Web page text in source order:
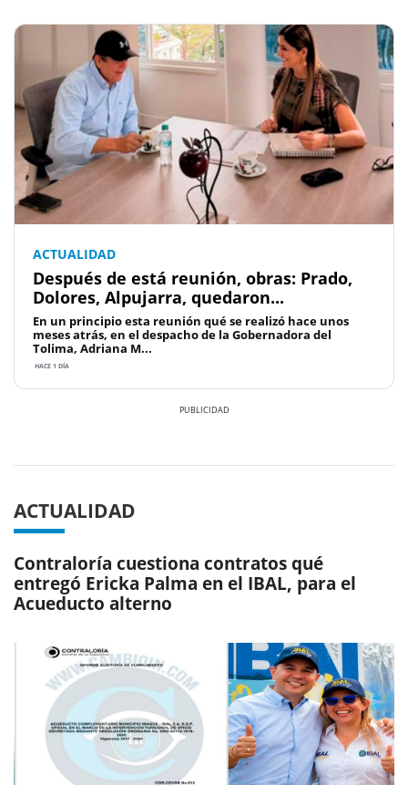
ACTUALIDAD
Después de está reunión, obras: Prado,
Dolores, Alpujarra, quedaron...
En un principio esta reunión qué se realizó hace unos
meses atrás, en el despacho de la Gobernadora del
Tolima, Adriana M...
HACE 1 DÍA
ACTUALIDAD
Contraloría cuestiona contratos qué
entregó Ericka Palma en el IBAL, para el
Acueducto alterno